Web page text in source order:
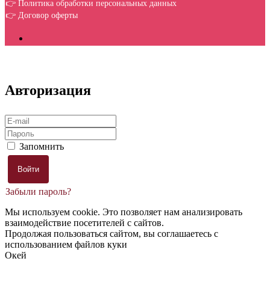
👉 Политика обработки персональных данных
👉 Договор оферты
Авторизация
Запомнить
Забыли пароль?
Мы используем cookie. Это позволяет нам анализировать
взаимодействие посетителей с сайтов.
Продолжая пользоваться сайтом, вы соглашаетесь с
использованием файлов куки
Окей